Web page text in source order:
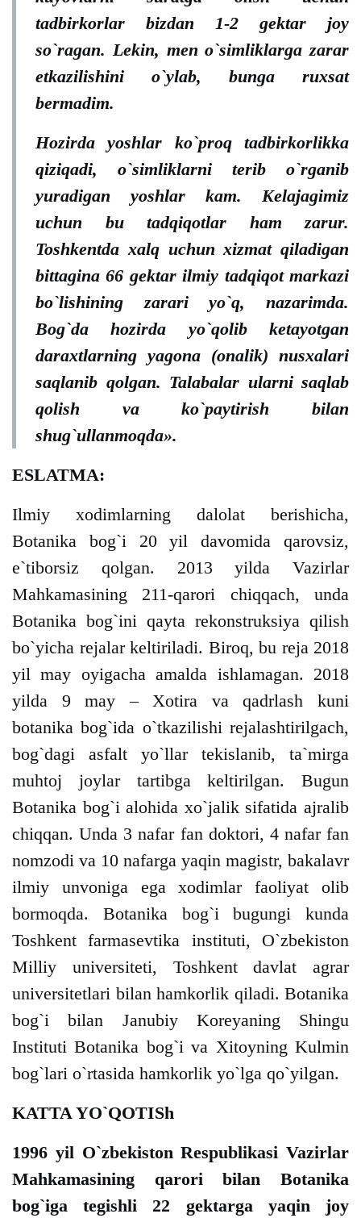
tadbirkorlar bizdan 1-2 gektar joy
so`ragan. Lekin, men o`simliklarga zarar
etkazilishini o`ylab, bunga ruxsat
bermadim.
Hozirda yoshlar ko`proq tadbirkorlikka
qiziqadi, o`simliklarni terib o`rganib
yuradigan yoshlar kam. Kelajagimiz
uchun bu tadqiqotlar ham zarur.
Toshkentda xalq uchun xizmat qiladigan
bittagina 66 gektar ilmiy tadqiqot markazi
bo`lishining zarari yo`q, nazarimda.
Bog`da hozirda yo`qolib ketayotgan
daraxtlarning yagona (onalik) nusxalari
saqlanib qolgan. Talabalar ularni saqlab
qolish va ko`paytirish bilan
shug`ullanmoqda».
ESLATMA:
Ilmiy xodimlarning dalolat berishicha,
Botanika bog`i 20 yil davomida qarovsiz,
e`tiborsiz qolgan. 2013 yilda Vazirlar
Mahkamasining 211-qarori chiqqach, unda
Botanika bog`ini qayta rekonstruksiya qilish
bo`yicha rejalar keltiriladi. Biroq, bu reja 2018
yil may oyigacha amalda ishlamagan. 2018
yilda 9 may – Xotira va qadrlash kuni
botanika bog`ida o`tkazilishi rejalashtirilgach,
bog`dagi asfalt yo`llar tekislanib, ta`mirga
muhtoj joylar tartibga keltirilgan. Bugun
Botanika bog`i alohida xo`jalik sifatida ajralib
chiqqan. Unda 3 nafar fan doktori, 4 nafar fan
nomzodi va 10 nafarga yaqin magistr, bakalavr
ilmiy unvoniga ega xodimlar faoliyat olib
bormoqda. Botanika bog`i bugungi kunda
Toshkent farmasevtika instituti, O`zbekiston
Milliy universiteti, Toshkent davlat agrar
universitetlari bilan hamkorlik qiladi. Botanika
bog`i bilan Janubiy Koreyaning Shingu
Instituti Botanika bog`i va Xitoyning Kulmin
bog`lari o`rtasida hamkorlik yo`lga qo`yilgan.
KATTA YO`QOTISh
1996 yil O`zbekiston Respublikasi Vazirlar
Mahkamasining qarori bilan Botanika
bog`iga tegishli 22 gektarga yaqin joy